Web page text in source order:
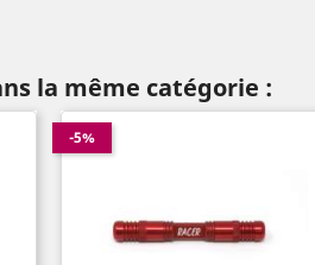
la même catégorie :
-5%